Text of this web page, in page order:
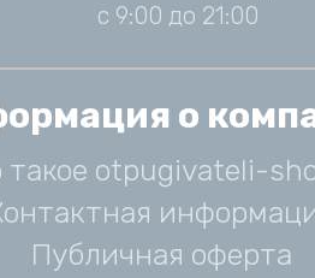
с 9:00 до 21:00
о
такое otpugivateli-
Публичная оферта